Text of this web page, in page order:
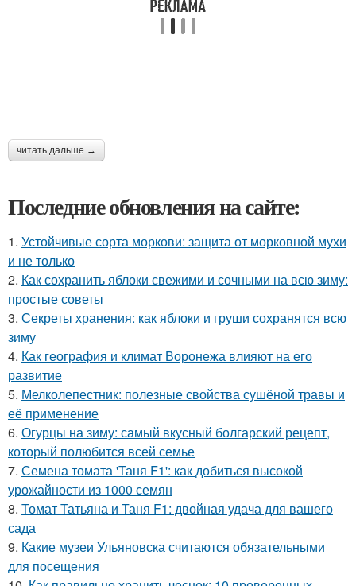
читать дальше →
Последние обновления на сайте:
1. Устойчивые сорта моркови: защита от морковной мухи
и не только
2. Как сохранить яблоки свежими и сочными на всю зиму:
простые советы
3. Секреты хранения: как яблоки и груши сохранятся всю
зиму
4. Как география и климат Воронежа влияют на его
развитие
5. Мелколепестник: полезные свойства сушёной травы и
её применение
6. Огурцы на зиму: самый вкусный болгарский рецепт,
который полюбится всей семье
7. Семена томата 'Таня F1': как добиться высокой
урожайности из 1000 семян
8. Томат Татьяна и Таня F1: двойная удача для вашего
сада
9. Какие музеи Ульяновска считаются обязательными
для посещения